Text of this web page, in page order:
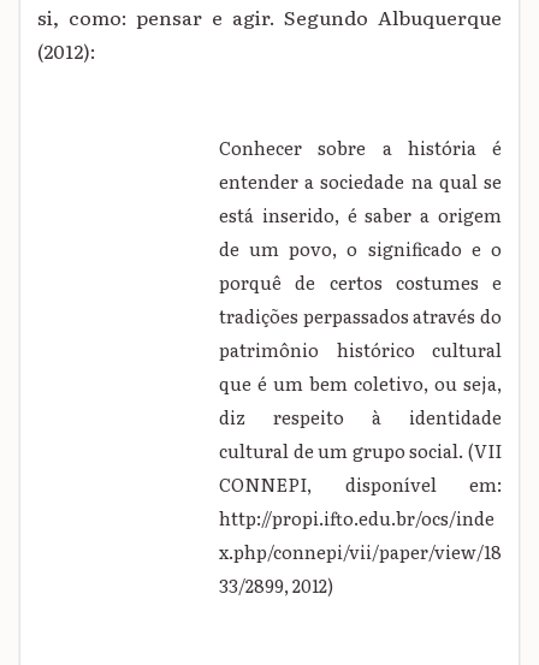
si, como: pensar e agir. Segundo Albuquerque
(2012):
Conhecer sobre a história é
entender a sociedade na qual se
está inserido, é saber a origem
de um povo, o significado e o
porquê de certos costumes e
tradições perpassados através do
patrimônio histórico cultural
que é um bem coletivo, ou seja,
diz respeito à identidade
cultural de um grupo social. (VII
CONNEPI, disponível em:
http://propi.ifto.edu.br/ocs/inde
x.php/connepi/vii/paper/view/18
33/2899, 2012)